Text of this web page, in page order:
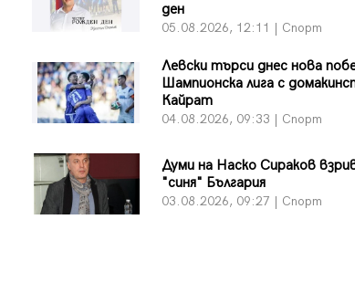
ден
05.08.2026, 12:11 | Спорт
Левски търси днес нова
Шампионска лига с
Кайрат
04.08.2026, 09:33 | Спорт
Думи на Наско Сираков
"синя" България
03.08.2026, 09:27 | Спорт